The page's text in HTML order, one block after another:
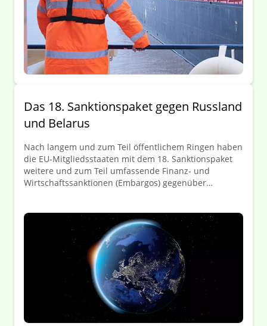
Das 18. Sanktionspaket gegen Russland
und Belarus
Nach langem und zum Teil öffentlichem Ringen haben
die EU-Mitgliedsstaaten mit dem 18. Sanktionspaket
weitere und zum Teil umfassende Finanz- und
Wirtschaftssanktionen (Embargos) gegenüber
schärfsten Maßnahmen seit Beginn des russischen
Angriffskriegs gegen die Ukraine. In Fokus des Pakets
stehen Maßnahmen im Bereich der russischen
Energie und Finanzwirtschaft, der militärischen
Kapazitäten Russlands sowie die zunehmende
Bekämpfung von Sanktionsumgehungen. Die
Ergänzungen betreffen die Verordnung (EU) Nr.
833/2014, die Verordnung (EU) Nr. 269/2014 (beide
Russland) sowie die Verordnung (EG) Nr. 765/2006